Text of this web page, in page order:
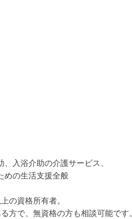
入浴介助の介護サービス、
めの生活支援全般
の資格所有者。
方で、無資格の方も相談可能です。